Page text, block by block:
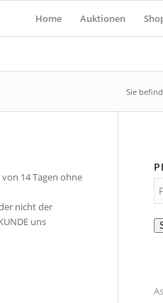
Home Auktionen
Sie
14 Tagen ohne
nicht der
uns